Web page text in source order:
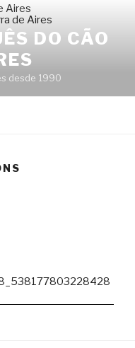
DO CÃO
desde 1990